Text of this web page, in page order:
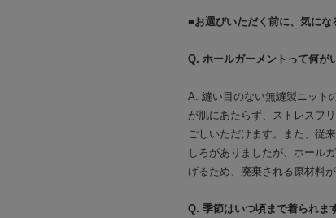
■お選びいただく前に、気に
Q. ホールガーメントって何が
A. 縫い目のない無縫製ニット
が肌にあたらず、ストレスフ
ごしいただけます。また、従
しろがありましたが、ホール
げるため、廃棄される原材料
Q. 季節はいつ頃まで着られま